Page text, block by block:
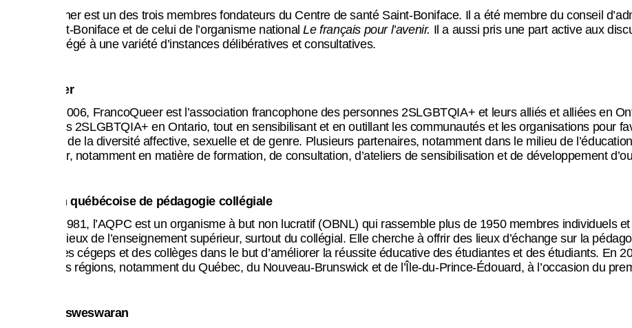
Ce que nous faisons
Daniel Boucher est un des trois membres fondateurs du Centre de santé Saint-Boniface. Il a été membre du conseil
général Saint-Boniface et de celui de l’organisme nationalLe français pour l’avenir. Il a aussi pris une part active aux
Canada et siégé à une variété d’instances délibératives et consultatives.
FrancoQueer
Fondée en 2006, FrancoQueer est l’association francophone des personnes 2SLGBTQIA+ et leurs alliés et alliées en
francophones 2SLGBTQIA+ en Ontario, tout en sensibilisant et en outillant les communautés et les organisations pour
respectueux de la diversité affective, sexuelle et de genre. Plusieurs partenaires, notamment dans le milieu de
FrancoQueer, notamment en matière de formation, de consultation, d’ateliers de sensibilisation et de développement
Association québécoise de pédagogie collégiale
Fondée en 1981, l’AQPC est un organisme à but non lucratif (OBNL) qui rassemble plus de 1950 membres individuels
différents milieux de l’enseignement supérieur, surtout du collégial. Elle cherche à offrir des lieux d’échange sur la
personnel des cégeps et des collèges dans le but d’améliorer la réussite éducative des étudiantes et des étudiants. En
de différentes régions, notamment du Québec, du Nouveau-Brunswick et de l’Île-du-Prince-Édouard, à l’occasion du
Ahdithya Visweswaran